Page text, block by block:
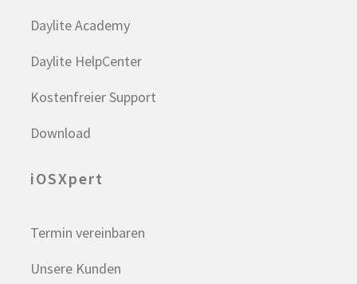
Daylite Academy
Daylite HelpCenter
Kostenfreier Support
Download
iOSXpert
Termin vereinbaren
Unsere Kunden